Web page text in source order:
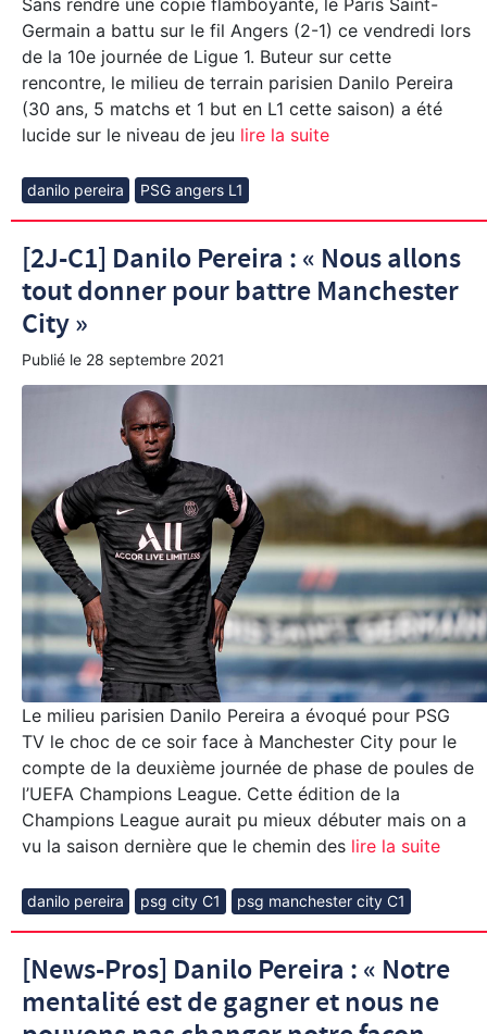
Sans rendre une copie flamboyante, le Paris Saint-
Germain a battu sur le fil Angers (2-1) ce vendredi lors
de la 10e journée de Ligue 1. Buteur sur cette
rencontre, le milieu de terrain parisien Danilo Pereira
(30 ans, 5 matchs et 1 but en L1 cette saison) a été
lucide sur le niveau de jeu lire la suite
danilo pereira PSG angers L1
[2J-C1] Danilo Pereira : « Nous allons
tout donner pour battre Manchester
City »
Publié le 28 septembre 2021
Le milieu parisien Danilo Pereira a évoqué pour PSG
TV le choc de ce soir face à Manchester City pour le
compte de la deuxième journée de phase de poules de
l’UEFA Champions League. Cette édition de la
Champions League aurait pu mieux débuter mais on a
vu la saison dernière que le chemin des lire la suite
danilo pereira psg city C1 psg manchester city C1
[News-Pros] Danilo Pereira : « Notre
mentalité est de gagner et nous ne